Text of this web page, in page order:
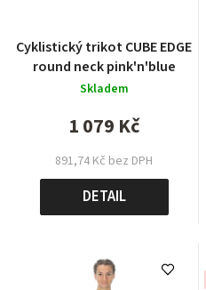
Cyklistický trikot CUBE EDGE
round neck pink'n'blue
Skladem
891,74 Kč bez DPH
1 079 Kč
DETAIL